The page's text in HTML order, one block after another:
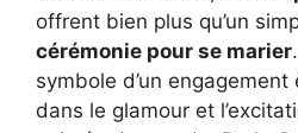
offrent bien plus qu’un
cérémonie pour se marier
symbole d’un
dans le glamour et